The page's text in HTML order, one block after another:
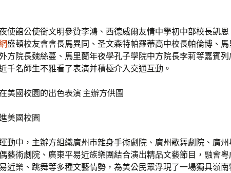
使館公使銜文明參贊李鴻、西德威爾友情中學初中部校長凱恩
盛頓校友會會長馬異同、圣文森特帕羅蒂高中校長帕倫博、
方院長魏絲蔓、馬里蘭年夜學孔子學院中方院長李莉等嘉賓列
千名師生不雅看了表演并積極介入交通互動。
美國校園的出色表演 主辦方供圖
美國校園
動中，主辦方組織廣州市雜身手術劇院、廣州歌舞劇院、廣州
藝術劇院、廣東平易近族樂團結合演出精品文藝節目，融會
近樂、跳舞等多種文藝情勢，為美公民眾浮現了一場獨具嶺南